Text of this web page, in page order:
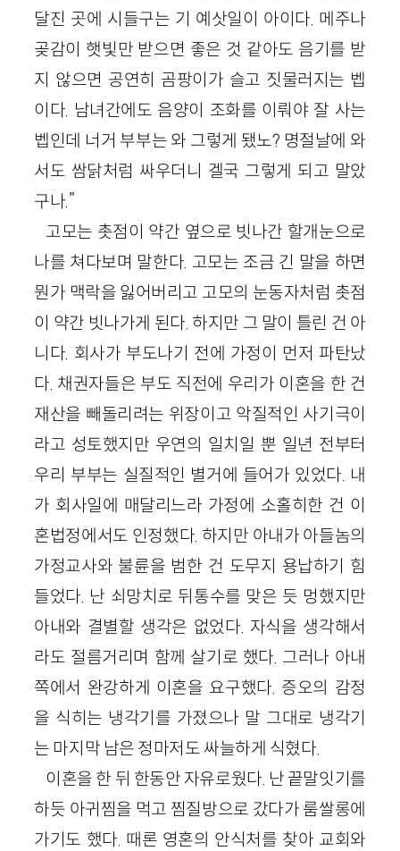
달진 곳에 시들구는 기 예삿일이 아이다. 메주나
곶감이 햇빛만 받으면 좋은 것 같아도 음기를 받
지 않으면 공연히 곰팡이가 슬고 짓물러지는 벱
이다. 남녀간에도 음양이 조화를 이뤄야 잘 사는
벱인데 너거 부부는 와 그렇게 됐노? 명절날에 와
서도 쌈닭처럼 싸우더니 겔국 그렇게 되고 말았
구나.”
고모는 촛점이 약간 옆으로 빗나간 할개눈으로
나를 쳐다보며 말한다. 고모는 조금 긴 말을 하면
뭔가 맥락을 잃어버리고 고모의 눈동자처럼 촛점
이 약간 빗나가게 된다. 하지만 그 말이 틀린 건 아
니다. 회사가 부도나기 전에 가정이 먼저 파탄났
다. 채권자들은 부도 직전에 우리가 이혼을 한 건
재산을 빼돌리려는 위장이고 악질적인 사기극이
라고 성토했지만 우연의 일치일 뿐 일년 전부터
우리 부부는 실질적인 별거에 들어가 있었다. 내
가 회사일에 매달리느라 가정에 소홀히한 건 이
혼법정에서도 인정했다. 하지만 아내가 아들놈의
가정교사와 불륜을 범한 건 도무지 용납하기 힘
들었다. 난 쇠망치로 뒤통수를 맞은 듯 멍했지만
아내와 결별할 생각은 없었다. 자식을 생각해서
라도 절름거리며 함께 살기로 했다. 그러나 아내
쪽에서 완강하게 이혼을 요구했다. 증오의 감정
을 식히는 냉각기를 가졌으나 말 그대로 냉각기
는 마지막 남은 정마저도 싸늘하게 식혔다.
이혼을 한 뒤 한동안 자유로웠다. 난 끝말잇기를
하듯 아귀찜을 먹고 찜질방으로 갔다가 룸쌀롱에
가기도 했다. 때론 영혼의 안식처를 찾아 교회와